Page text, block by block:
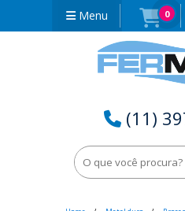
Menu 0
(11)